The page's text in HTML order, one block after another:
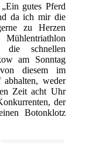
gutes Pferd
da ich mir die
zu Herzen
die schnellen
am Sonntag
diesem im
abhalten, weder
Zeit acht Uhr
der
Botonklotz